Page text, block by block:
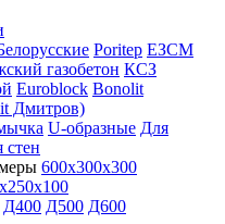
Poritep ЕЗСМ
газобетон КСЗ
Euroblock Bonolit
Дмитров)
U-образные Для
стен
600х300х300
Д400 Д500 Д600